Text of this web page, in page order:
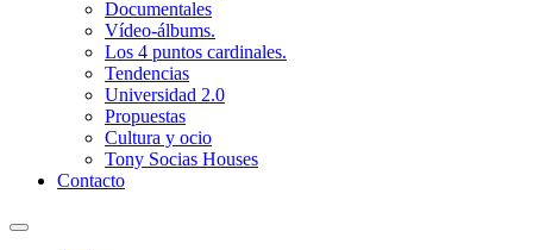
Documentales
Vídeo-álbums.
Los 4 puntos cardinales.
Tendencias
Universidad 2.0
Propuestas
Cultura y ocio
Tony Socias Houses
Contacto
Alternar